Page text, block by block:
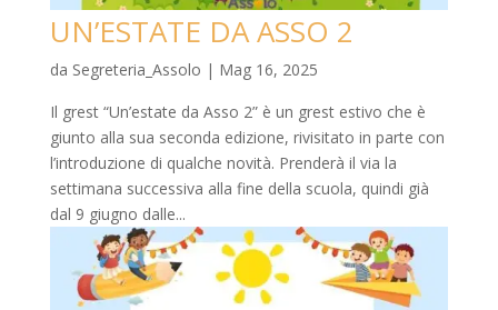
UN’ESTATE DA ASSO 2
da Segreteria_Assolo | Mag 16, 2025
Il grest “Un’estate da Asso 2” è un grest estivo che è
giunto alla sua seconda edizione, rivisitato in parte con
l’introduzione di qualche novità. Prenderà il via la
settimana successiva alla fine della scuola, quindi già
dal 9 giugno dalle...